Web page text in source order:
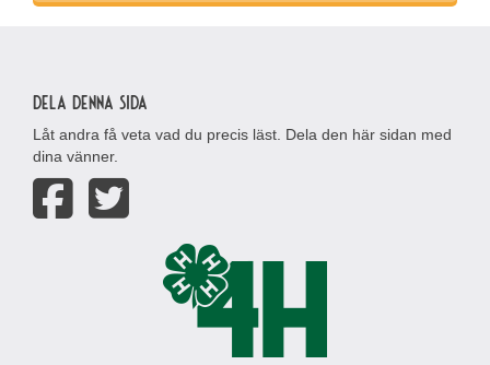
Dela denna sida
Låt andra få veta vad du precis läst. Dela den här sidan med
dina vänner.